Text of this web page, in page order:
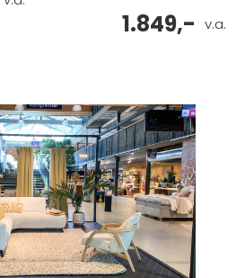
v.a.
1.849,-